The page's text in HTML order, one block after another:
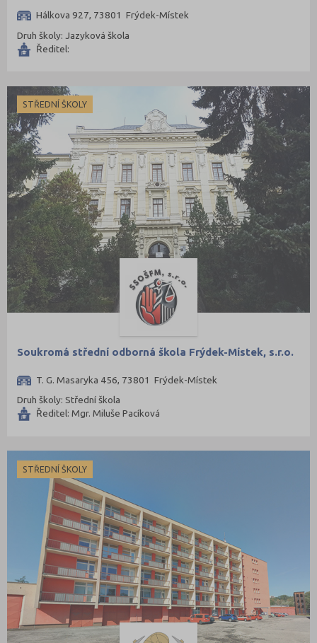
Hálkova 927, 73801 Frýdek-Místek
Druh školy: Jazyková škola
Ředitel:
STŘEDNÍ ŠKOLY
Soukromá střední odborná škola Frýdek-Místek, s.r.o.
T. G. Masaryka 456, 73801 Frýdek-Místek
Druh školy: Střední škola
Ředitel: Mgr. Miluše Pacíková
STŘEDNÍ ŠKOLY